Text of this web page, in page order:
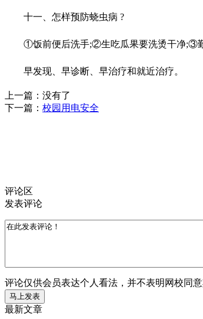
十一、怎样预防蛲虫病 ?
①饭前便后洗手;②生吃瓜果要洗烫干净;③
早发现、早诊断、早治疗和就近治疗。
上一篇： 没有了
下一篇： 校园用电安全
评论区
发表评论
评论仅供会员表达个人看法，并不表明网校同
最新文章